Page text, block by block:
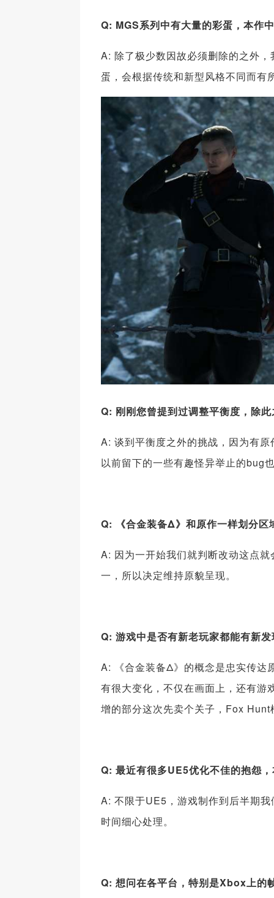
Q: MGS系列中有大量的彩蛋，本作
A: 除了极少数因故必须删除的之外
蛋，会根据传统和新型风格不同而有
Q: 刚刚您曾提到过调整平衡度，除
A: 谈到平衡度之外的挑战，因为有
以前留下的一些有趣怪异举止的bug
Q: 《合金装备Δ》和原作一样划分区
A: 因为一开始我们就判断改动这点
一，所以决定维持原貌呈现。
Q: 游戏中是否有新老玩家都能有新
A: 《合金装备Δ》的概念是忠实传达
有很大变化，不仅在画面上，还有游
增的部分这次先卖个关子，Fox
Q: 最近有很多UE5优化不佳的抱怨
A: 不限于UE5，游戏制作到后半期
时间细心处理。
Q: 想问在各平台，特别是Xbox上的